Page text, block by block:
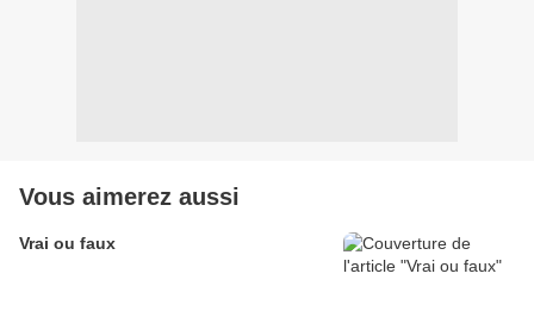
Vous aimerez aussi
Vrai ou faux